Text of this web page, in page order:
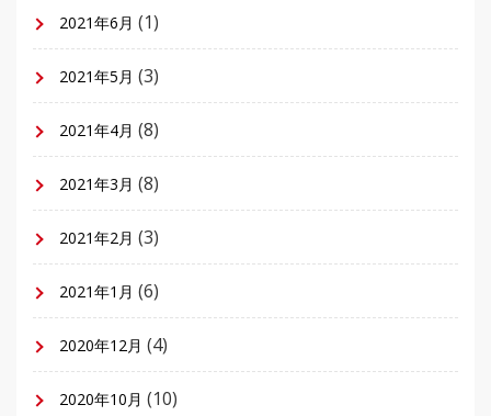
2021年6月 (1)
2021年5月 (3)
2021年4月 (8)
2021年3月 (8)
2021年2月 (3)
2021年1月 (6)
2020年12月 (4)
2020年10月 (10)